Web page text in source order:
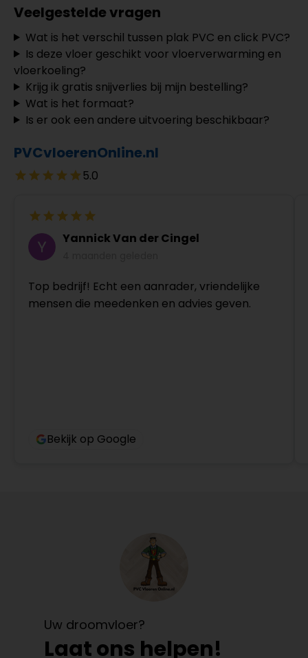
Veelgestelde vragen
Wat is het verschil tussen plak PVC en click PVC?
Is deze vloer geschikt voor vloerverwarming en
vloerkoeling?
Krijg ik gratis snijverlies bij mijn bestelling?
Wat is het formaat?
Is er ook een andere uitvoering beschikbaar?
PVCvloerenOnline.nl
5.0
Yannick Van der Cingel
Top bedrijf! Echt een aanrader, vriendelijke
mensen die meedenken en advies geven.
Bekijk op Google
Uw droomvloer?
Laat ons helpen!